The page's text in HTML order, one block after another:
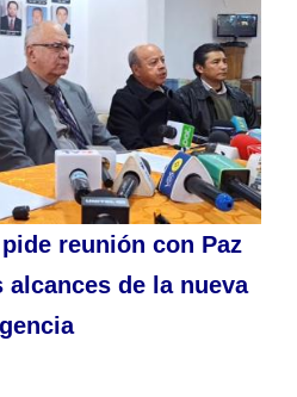
reunión con Paz
de la nueva